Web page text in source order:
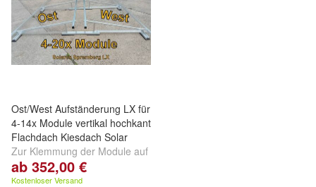
Ost/West Aufständerung LX für
4-14x Module vertikal hochkant
Flachdach Kiesdach Solar
Zur Klemmung der Module auf
der langen Seite / Ohne
Durchdringung der Dachhaut
ab 352,00 €
Kostenloser Versand